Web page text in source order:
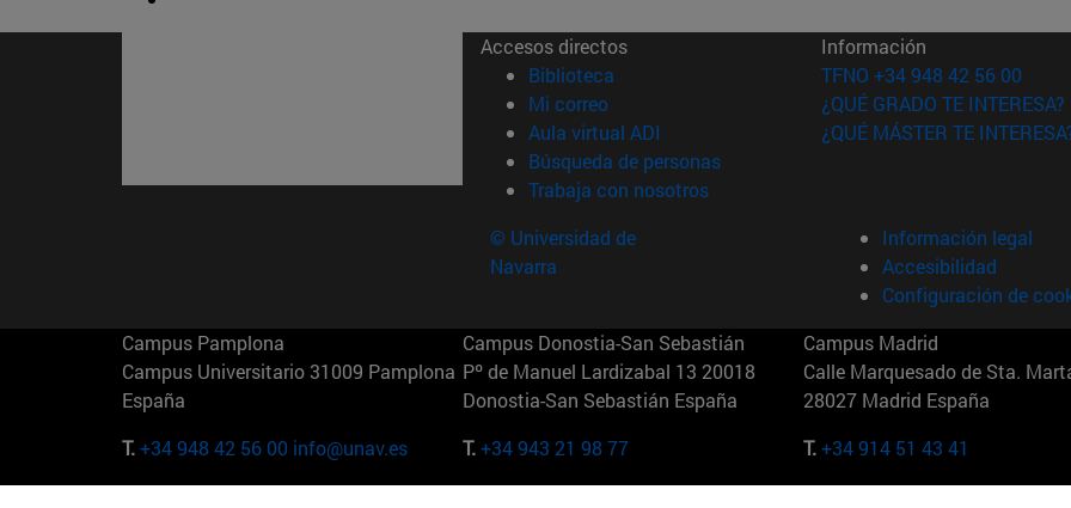
Accesos directos
Biblioteca (abre en nueva ventana)
Mi correo(abre en nueva ventana)
Aula virtual ADI (abre en nueva ventana)
Búsqueda de personas(abre en nueva ventana)
Trabaja con nosotros(abre en nueva ventana)
Información
TFNO +34 948 42 56 00
¿QUÉ GRADO TE INTERESA?
¿QUÉ MÁSTER TE
© Universidad de
Navarra
Información legal
Accesibilidad
Configuración de
Campus Pamplona
Campus Universitario 31009 Pamplona
España
T.+34 948 42 56 00 info@unav.es
Campus Donostia-San Sebastián
Pº de Manuel Lardizabal 13 20018
Donostia-San Sebastián España
T.+34 943 21 98 77
Campus Madrid
Calle Marquesado de Sta.
28027 Madrid España
T.+34 914 51 43 41